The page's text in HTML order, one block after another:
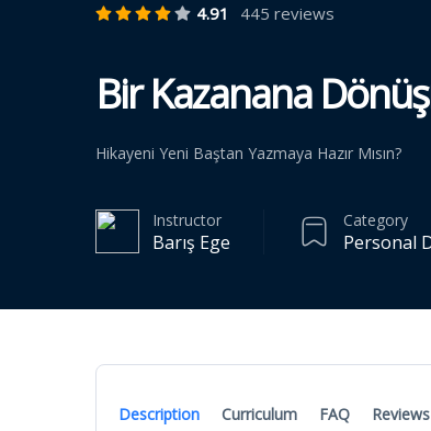
4.91 445 reviews
Bir Kazanana
Hikayeni Yeni Baştan Yazmaya Hazır Mısın?
Instructor
Barış Ege
Category
Personal
Description Curriculum FAQ Reviews